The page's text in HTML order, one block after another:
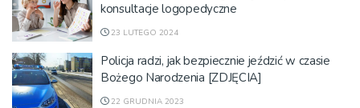
konsultacje logopedyczne
23 LUTEGO 2024
Policja radzi, jak bezpiecznie jeździć w czasie
Bożego Narodzenia [ZDJĘCIA]
22 GRUDNIA 2023